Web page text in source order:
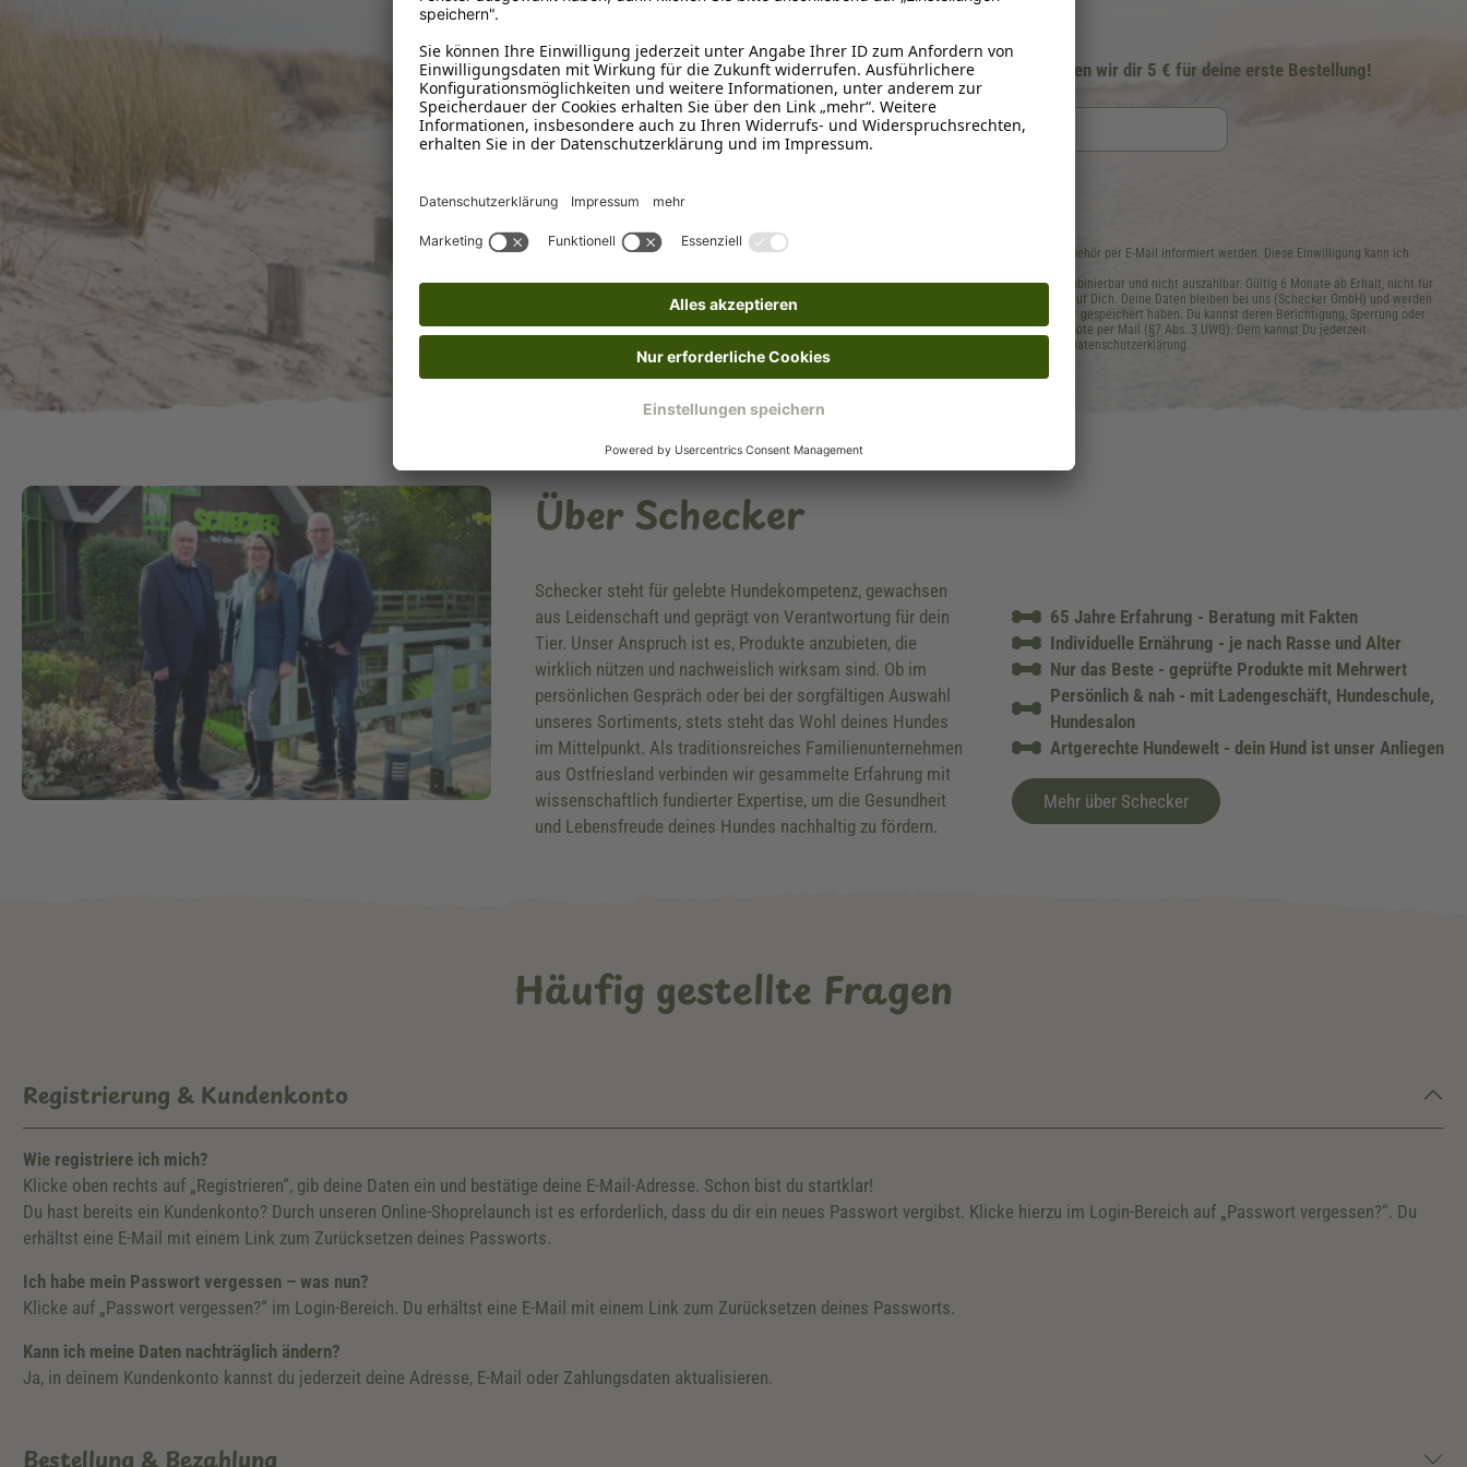
Mit deiner Anmeldung zu unserem Newsletter schenken wir dir 5 € für deine erste Bestellung!
E-Mail-Adresse*
Ich möchte regelmäßig von der Schecker GmbH über Hundefutter und -zubehör per E-Mail informiert werden. Diese Einwilligung kann ich
*Dein Gutscheincode ist einmalig einlösbar, ab 25 € Bestellwert, nicht kombinierbar und nicht auszahlbar. Gültig 6 Monate ab Erhalt, nicht für
frühere Bestellungen. Klicks werten wir anonym aus – ohne Rückschluss auf Dich. Deine Daten bleiben bei uns (Schecker GmbH) und werden
nicht weitergegeben. Auf Anfrage erfährst Du kostenlos, welche Daten wir gespeichert haben. Du kannst deren Berichtigung, Sperrung oder
Löschung verlangen. Nach einem Kauf senden wir Dir ggf. ähnliche Angebote per Mail (§7 Abs. 3 UWG). Dem kannst Du jederzeit
widersprechen, z. B. an datenschutz@schecker.de. Mehr Infos in unserer Datenschutzerklärung.
Über Schecker
Schecker steht für gelebte Hundekompetenz, gewachsen
aus Leidenschaft und geprägt von Verantwortung für dein
Tier. Unser Anspruch ist es, Produkte anzubieten, die
wirklich nützen und nachweislich wirksam sind. Ob im
persönlichen Gespräch oder bei der sorgfältigen Auswahl
unseres Sortiments, stets steht das Wohl deines Hundes
im Mittelpunkt. Als traditionsreiches Familienunternehmen
aus Ostfriesland verbinden wir gesammelte Erfahrung mit
wissenschaftlich fundierter Expertise, um die Gesundheit
und Lebensfreude deines Hundes nachhaltig zu fördern.
65 Jahre Erfahrung - Beratung mit Fakten
Individuelle Ernährung - je nach Rasse und Alter
Nur das Beste - geprüfte Produkte mit Mehrwert
Persönlich & nah - mit Ladengeschäft, Hundeschule,
Hundesalon
Artgerechte Hundewelt - dein Hund ist unser Anliegen
Mehr über Schecker
Häufig gestellte Fragen
Registrierung & Kundenkonto
Wie registriere ich mich?
Klicke oben rechts auf „Registrieren“, gib deine Daten ein und bestätige deine E-Mail-Adresse. Schon bist du startklar!
Du hast bereits ein Kundenkonto? Durch unseren Online-Shoprelaunch ist es erforderlich, dass du dir ein neues Passwort vergibst. Klicke hierzu im Login-Bereich auf „Passwort vergessen?“. Du
erhältst eine E-Mail mit einem Link zum Zurücksetzen deines Passworts.
Ich habe mein Passwort vergessen – was nun?
Klicke auf „Passwort vergessen?“ im Login-Bereich. Du erhältst eine E-Mail mit einem Link zum Zurücksetzen deines Passworts.
Kann ich meine Daten nachträglich ändern?
Ja, in deinem Kundenkonto kannst du jederzeit deine Adresse, E-Mail oder Zahlungsdaten aktualisieren.
Bestellung & Bezahlung